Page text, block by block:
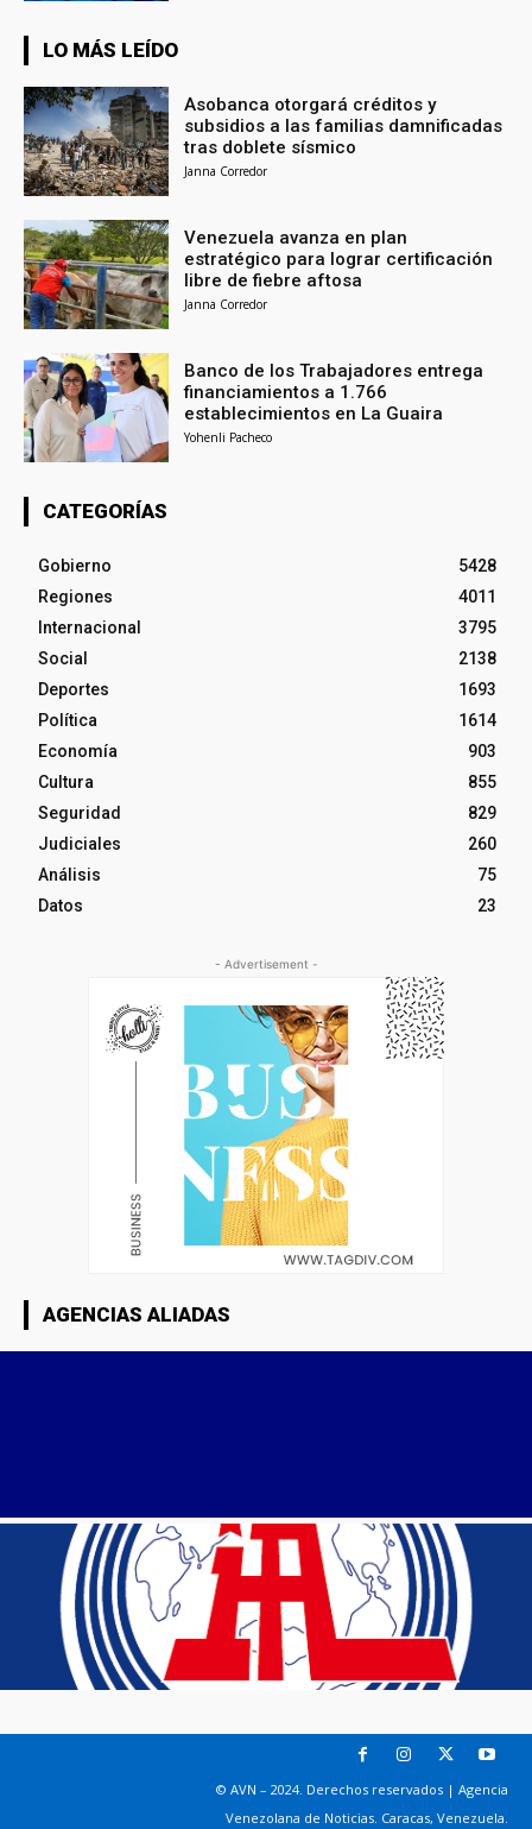
LO MÁS LEÍDO
Asobanca otorgará créditos y
subsidios a las familias damnificadas
tras doblete sísmico
Janna Corredor
Venezuela avanza en plan
estratégico para lograr certificación
libre de fiebre aftosa
Janna Corredor
Banco de los Trabajadores entrega
financiamientos a 1.766
establecimientos en La Guaira
Yohenli Pacheco
CATEGORÍAS
Gobierno
5428
Regiones
4011
Internacional
3795
Social
2138
Deportes
1693
Política
1614
Economía
903
Cultura
855
Seguridad
829
Judiciales
260
Análisis
75
Datos
23
- Advertisement -
AGENCIAS ALIADAS
© AVN – 2024. Derechos reservados | Agencia
Venezolana de Noticias. Caracas, Venezuela.